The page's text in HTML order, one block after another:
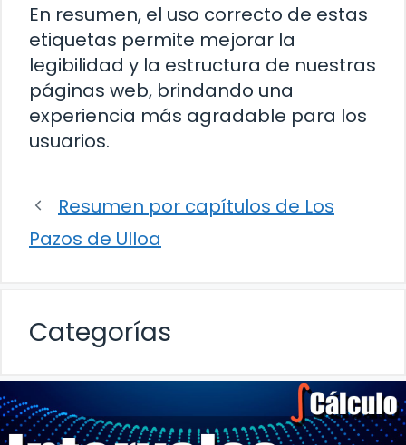
En resumen, el uso correcto de estas
etiquetas permite mejorar la
legibilidad y la estructura de nuestras
páginas web, brindando una
experiencia más agradable para los
usuarios.
Resumen por capítulos de Los
Pazos de Ulloa
Categorías